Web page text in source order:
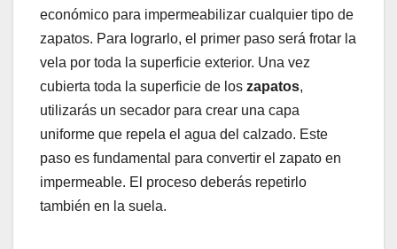
económico para impermeabilizar cualquier tipo de
zapatos. Para lograrlo, el primer paso será frotar la
vela por toda la superficie exterior. Una vez
cubierta toda la superficie de los zapatos,
utilizarás un secador para crear una capa
uniforme que repela el agua del calzado. Este
paso es fundamental para convertir el zapato en
impermeable. El proceso deberás repetirlo
también en la suela.